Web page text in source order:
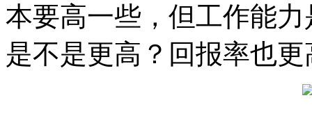
本要高一些，但工作能
是不是更高？回报率也更